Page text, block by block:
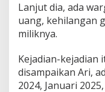
Lanjut dia, ada
uang, kehilangan
miliknya.
Kejadian-kejadian
disampaikan Ari,
2024, Januari